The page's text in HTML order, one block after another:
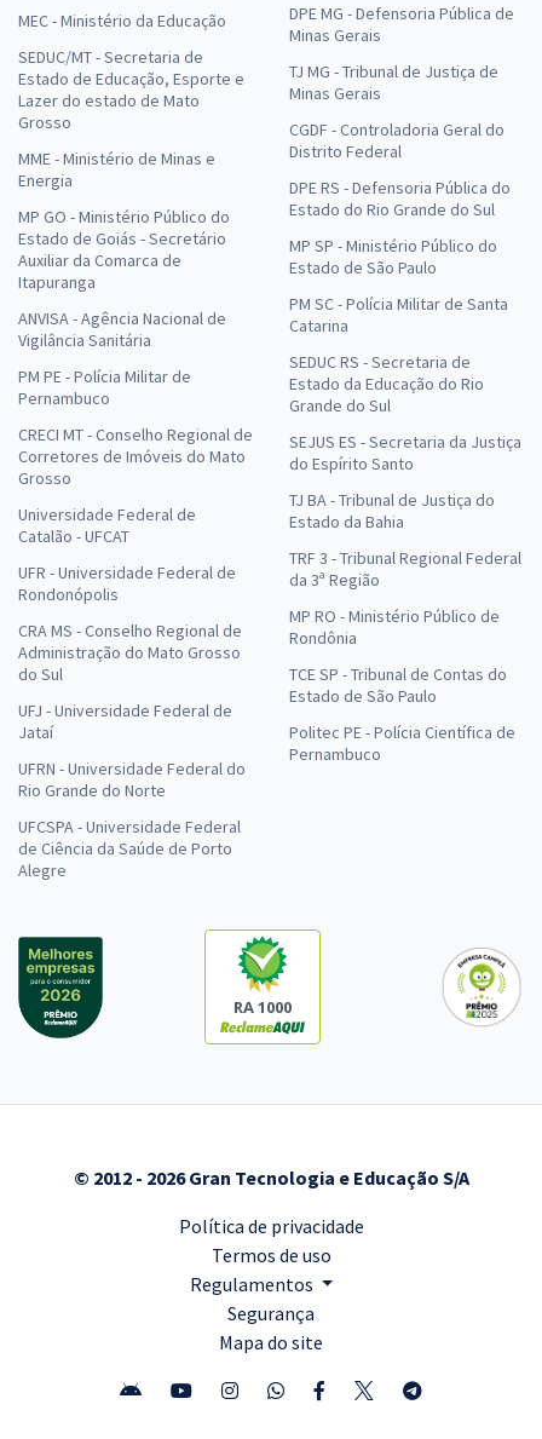
MEC - Ministério da Educação
SEDUC/MT - Secretaria de
Estado de Educação, Esporte e
Lazer do estado de Mato
Grosso
MME - Ministério de Minas e
Energia
MP GO - Ministério Público do
Estado de Goiás - Secretário
Auxiliar da Comarca de
Itapuranga
ANVISA - Agência Nacional de
Vigilância Sanitária
PM PE - Polícia Militar de
Pernambuco
CRECI MT - Conselho Regional de
Corretores de Imóveis do Mato
Grosso
Universidade Federal de
Catalão - UFCAT
UFR - Universidade Federal de
Rondonópolis
CRA MS - Conselho Regional de
Administração do Mato Grosso
do Sul
UFJ - Universidade Federal de
Jataí
UFRN - Universidade Federal do
Rio Grande do Norte
UFCSPA - Universidade Federal
de Ciência da Saúde de Porto
Alegre
DPE MG - Defensoria Pública de
Minas Gerais
TJ MG - Tribunal de Justiça de
Minas Gerais
CGDF - Controladoria Geral do
Distrito Federal
DPE RS - Defensoria Pública do
Estado do Rio Grande do Sul
MP SP - Ministério Público do
Estado de São Paulo
PM SC - Polícia Militar de Santa
Catarina
SEDUC RS - Secretaria de
Estado da Educação do Rio
Grande do Sul
SEJUS ES - Secretaria da Justiça
do Espírito Santo
TJ BA - Tribunal de Justiça do
Estado da Bahia
TRF 3 - Tribunal Regional Federal
da 3ª Região
MP RO - Ministério Público de
Rondônia
TCE SP - Tribunal de Contas do
Estado de São Paulo
Politec PE - Polícia Científica de
Pernambuco
RA 1000
© 2012 - 2026 Gran Tecnologia e Educação S/A
Política de privacidade
Termos de uso
Regulamentos
Segurança
Mapa do site